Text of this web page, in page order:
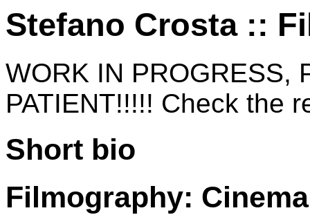
Stefano Crosta ::
WORK IN PROGRESS,
PATIENT!!!!! Check the
Short bio
Filmography: Cinema